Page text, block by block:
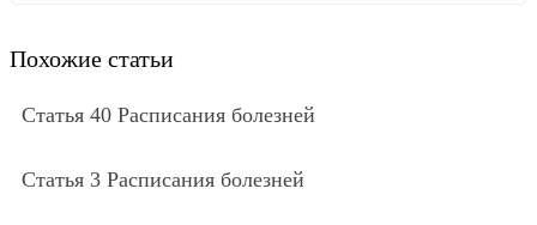
Похожие статьи
Статья 40 Расписания болезней
Статья 3 Расписания болезней